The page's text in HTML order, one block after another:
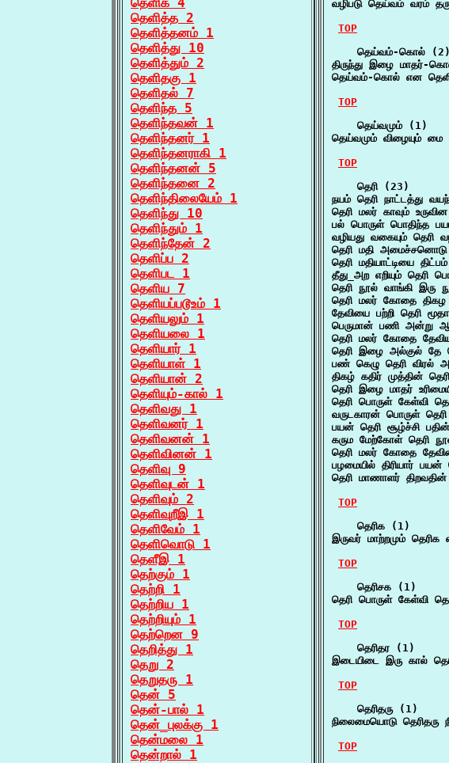
தெளித்த 2
தெளித்தனம் 1
தெளித்து 10
தெளித்தும் 2
தெளிதகு 1
தெளிதல் 7
தெளிந்த 5
தெளிந்தவன் 1
தெளிந்தனர் 1
தெளிந்தனராகி 1
தெளிந்தனன் 5
தெளிந்தனை 2
தெளிந்திலையேம் 1
தெளிந்து 10
தெளிந்தும் 1
தெளிந்தேன் 2
தெளிப்ப 2
தெளிபட 1
தெளிய 7
தெளியப்படூஉம் 1
தெளியலும் 1
தெளியலை 1
தெளியார் 1
தெளியாள் 1
தெளியான் 2
தெளியும்-கால் 1
தெளிவது 1
தெளிவனர் 1
தெளிவனன் 1
தெளிவினன் 1
தெளிவு 9
தெளிவுடன் 1
தெளிவும் 2
தெளிவுறீஇ 1
தெளிவேம் 1
தெளிவொடு 1
தெளீஇ 1
தெற்கும் 1
தெற்றி 1
தெற்றிய 1
தெற்றியும் 1
தெற்றென 9
தெறித்து 1
தெறு 2
தெறுதரு 1
தென் 5
தென்-பால் 1
தென்_புலக்கு 1
தென்மலை 1
தென்றால் 1
வழிபடு தெய்வம் வரம்
TOP
    தெய்வம்-கொல் (2)
திருந்து இழை
தெய்வம்-கொல் என
TOP
    தெய்வமும் (1)
தெய்வமும் விழையும்
TOP
    தெரி (23)
நயம் தெரி நாட்டத்து
தெரி மலர் காவும்
பல் பொருள் பொதிந்த
வழியது வகையும் தெரி
தெரி மதி
தெரி மதியாட்டியை
தீது_அற எறியும்
தெரி நூல் வாங்கி
தெரி மலர் கோதை
தேவியை பற்றி தெரி
பெருமான் பணி அன்று
தெரி மலர் கோதை
தெரி இழை அல்குல் தே
பண் கெழு தெரி விரல்
திகழ் கதிர் முத்தின்
தெரி இழை மாதர்
தெரி பொருள் கேள்வி
வருடகாரன் பொருள்
பயன் தெரி சூழ்ச்சி
கரும மேற்கோள் தெரி
தெரி மலர் கோதை
பழமையில் திரியார்
தெரி மாணாளர்
TOP
    தெரிக (1)
இருவர் மாற்றமும்
TOP
    தெரிசக (1)
தெரி பொருள் கேள்வி
TOP
    தெரிதர (1)
இடையிடை இரு கால்
TOP
    தெரிதரு (1)
நிலைமையொடு
TOP